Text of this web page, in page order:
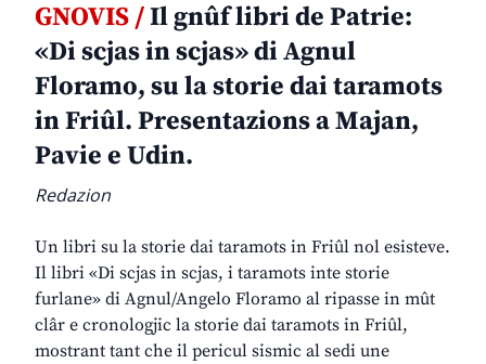
GNOVIS /Il gnûf libri de Patrie:
«Di scjas in scjas» di Agnul
Floramo, su la storie dai taramots
in Friûl. Presentazions a Majan,
Pavie e Udin.
Redazion
Un libri su la storie dai taramots in Friûl nol esisteve.
Il libri «Di scjas in scjas, i taramots inte storie
furlane» di Agnul/Angelo Floramo al ripasse in mût
clâr e cronologjic la storie dai taramots in Friûl,
mostrant tant che il pericul sismic al sedi une